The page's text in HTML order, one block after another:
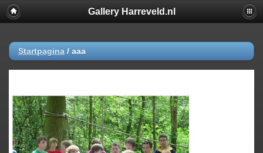
Gallery Harreveld.nl
Startpagina / aaa